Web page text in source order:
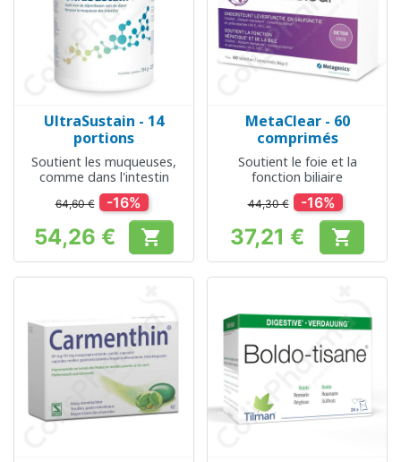
UltraSustain - 14
portions
Soutient les muqueuses,
comme dans l'intestin
64,60 € -16%
Prix
54,26 € 
MetaClear - 60
comprimés
Soutient le foie et la
fonction biliaire
44,30 € -16%
Prix
37,21 € 